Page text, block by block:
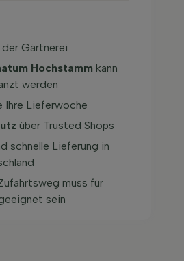
der Gärtnerei
Hochstamm kann
werden
Ihre Lieferwoche
über Trusted Shops
schnelle Lieferung in
muss für
sein